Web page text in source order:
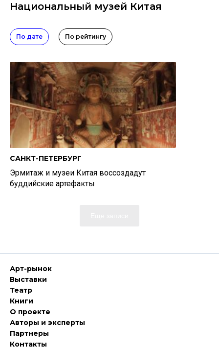
Национальный музей Китая
По дате По рейтингу
САНКТ-ПЕТЕРБУРГ
Эрмитаж и музеи Китая воссоздадут
буддийские артефакты
Арт-рынок
Выставки
Театр
Книги
О проекте
Авторы и эксперты
Партнеры
Контакты